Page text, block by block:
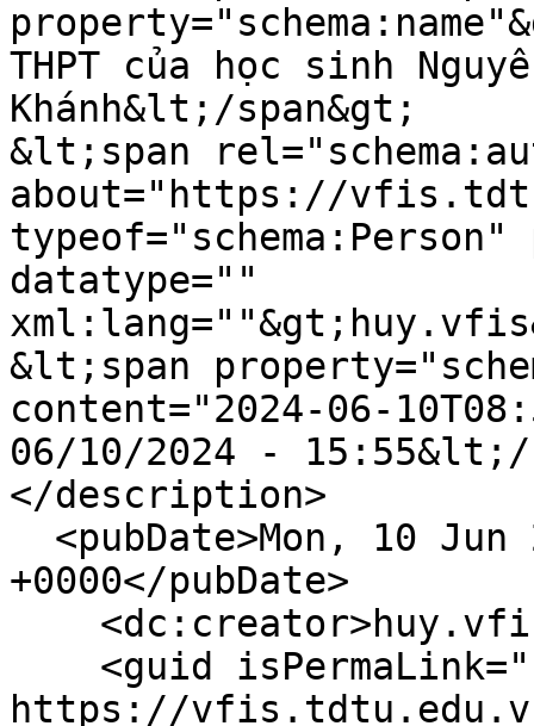
THPT của học sinh
Khánh&lt;/span&gt;
&lt;span
about="https://
typeof="schema:Person"
datatype=""
&lt;span
content="2024-06-
06/10/2024 - 15:55&lt;/
</description>
+0000</pubDate>
https://